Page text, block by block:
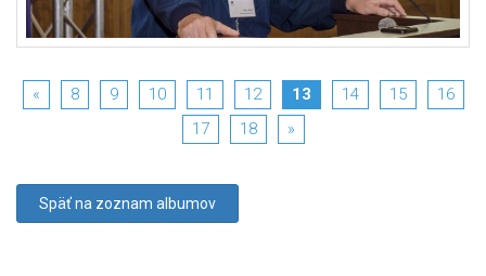
« 8 9 10 11 12 13 14 15
16
17
18 »
Späť na zoznam albumov